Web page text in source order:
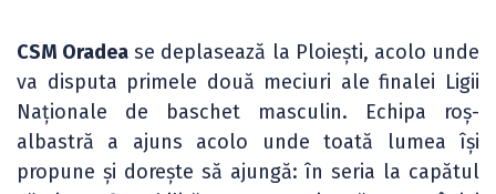
CSM Oradea se deplasează la Ploiești, acolo unde
va disputa primele două meciuri ale finalei Ligii
Naționale de baschet masculin. Echipa roș-
albastră a ajuns acolo unde toată lumea își
propune și dorește să ajungă: în seria la capătul